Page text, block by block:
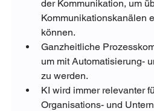
der Kommunikation, um
Kommunikationskanälen
können.
Ganzheitliche
um mit Automatisierung-
zu werden.
KI wird immer relevanter
Organisations- und